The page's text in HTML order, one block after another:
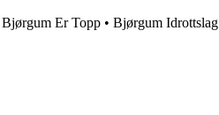
Er Topp • Bjørgum Idrottslag